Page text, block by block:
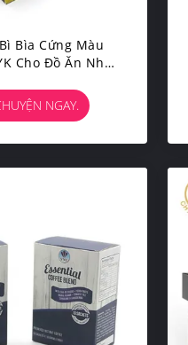
Bìa Cứng Màu
Cho Đồ Ăn Nhẹ
NGAY.